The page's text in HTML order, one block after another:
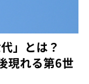
」とは？
現れる第6世